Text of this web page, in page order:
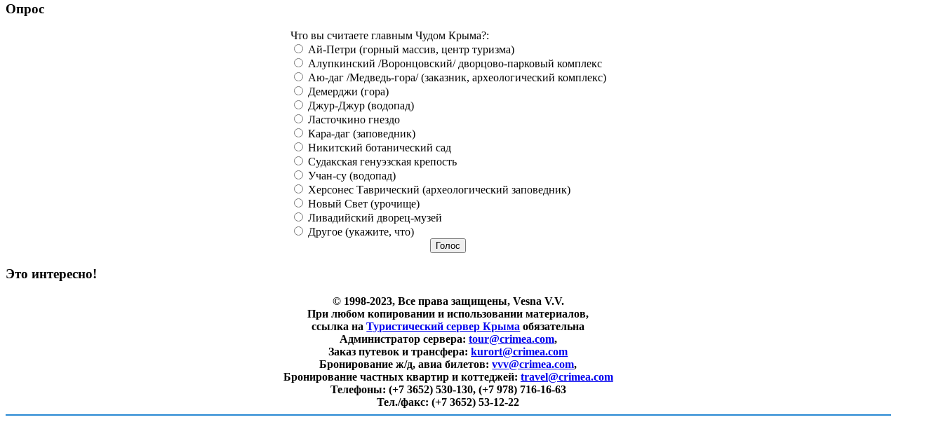
Опрос
Что вы считаете главным Чудом Крыма?:
Ай-Петри (горный массив, центр туризма)
Алупкинский /Воронцовский/ дворцово-парковый комплекс
Аю-даг /Медведь-гора/ (заказник, археологический комплекс)
Демерджи (гора)
Джур-Джур (водопад)
Ласточкино гнездо
Кара-даг (заповедник)
Никитский ботанический сад
Судакская генуэзская крепость
Учан-су (водопад)
Херсонес Таврический (археологический заповедник)
Новый Свет (урочище)
Ливадийский дворец-музей
Другое (укажите, что)
Это интересно!
© 1998-2023, Все права защищены, Vesna V.V.
При любом копировании и использовании материалов,
ссылка наТуристический сервер Крыма обязательна
Администратор сервера: tour@crimea.com,
Заказ путевок и трансфера:kurort@crimea.com
Бронирование ж/д, авиа билетов:vvv@crimea.com,
Бронирование частных квартир и коттеджей: travel@crimea.com
Телефоны: (+7 3652) 530-130, (+7 978) 716-16-63
Тел./факс:(+7 3652) 53-12-22